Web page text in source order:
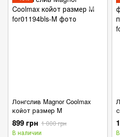
Лонгслив Magnor Coolmax
койот размер M
899 грн 1 000 грн
В наличии